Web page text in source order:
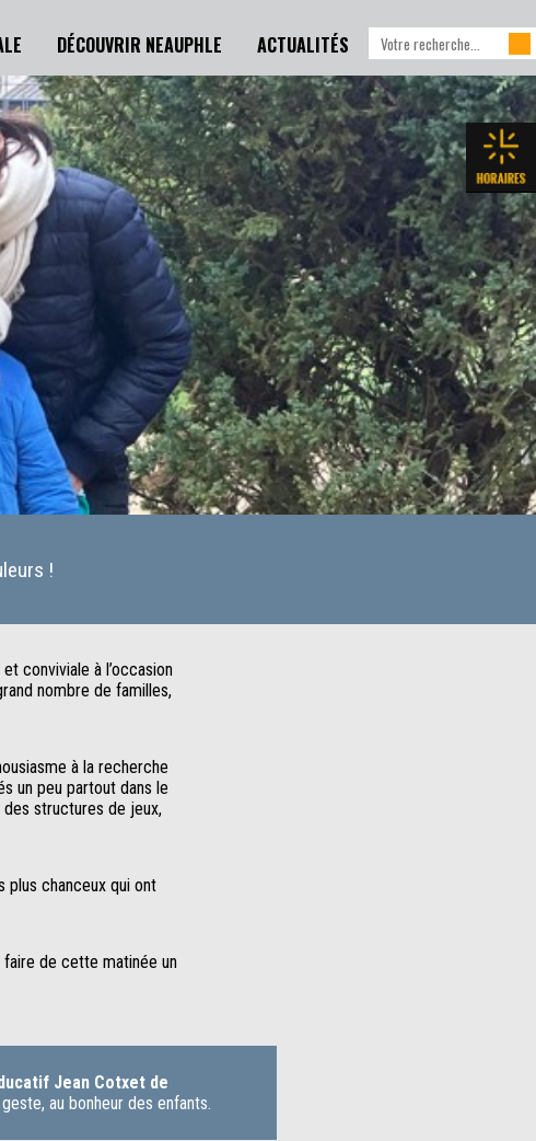
DÉCOUVRIR NEAUPHLE ACTUALITÉS
!
conviviale à l’occasion
nombre de familles,
à la recherche
un peu partout dans le
structures de jeux,
plus chanceux qui ont
de cette matinée un
Jean Cotxet de
au bonheur des enfants.